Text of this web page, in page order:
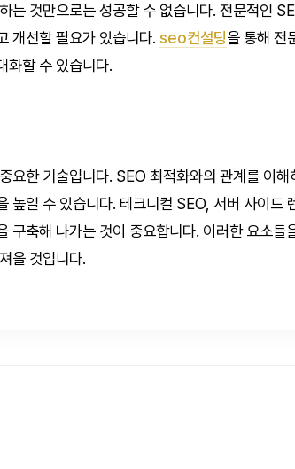
는 것만으로는 성공할 수 없습니다. 전문적인
개선할 필요가 있습니다. seo컨설팅을 통해 전
화할 수 있습니다.
요한 기술입니다. SEO 최적화와의 관계를 이
높일 수 있습니다. 테크니컬 SEO, 서버 사이드
구축해 나가는 것이 중요합니다. 이러한 요소들
올 것입니다.